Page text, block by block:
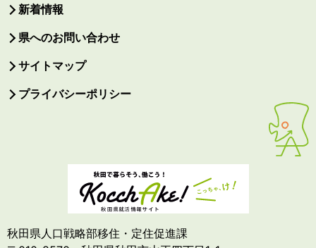
新着情報
県へのお問い合わせ
サイトマップ
プライバシーポリシー
秋田県人口戦略部移住・定住促進課